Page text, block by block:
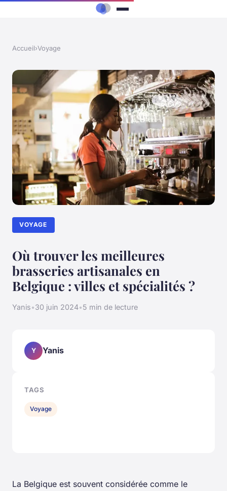
Accueil›Voyage
VOYAGE
Où trouver les meilleures
brasseries artisanales en
Belgique : villes et spécialités ?
Yanis•30 juin 2024•5 min de lecture
La Belgique est souvent considérée comme le
Y Yanis
TAGS
Voyage